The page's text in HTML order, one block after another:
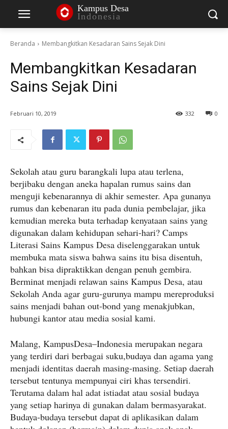
Kampus Desa
Indonesia
Beranda Membangkitkan Kesadaran Sains Sejak Dini
Membangkitkan Kesadaran
Sains Sejak Dini
Februari 10, 2019 0
332
Sekolah atau guru barangkali lupa atau terlena,
berjibaku dengan aneka hapalan rumus sains dan
menguji kebenarannya di akhir semester. Apa gunanya
rumus dan kebenaran itu pada dunia pembelajar, jika
kemudian mereka buta terhadap kenyataan sains yang
digunakan dalam kehidupan sehari-hari? Camps
Literasi Sains Kampus Desa diselenggarakan untuk
membuka mata siswa bahwa sains itu bisa disentuh,
bahkan bisa dipraktikkan dengan penuh gembira.
Berminat menjadi relawan sains Kampus Desa, atau
Sekolah Anda agar guru-gurunya mampu mereproduksi
sains menjadi bahan out-bond yang menakjubkan,
hubungi kantor atau media sosial kami.
Malang, KampusDesa–Indonesia merupakan negara
yang terdiri dari berbagai suku,budaya dan agama yang
menjadi identitas daerah masing-masing. Setiap daerah
tersebut tentunya mempunyai ciri khas tersendiri.
Terutama dalam hal adat istiadat atau sosial budaya
yang setiap harinya di gunakan dalam bermasyarakat.
Budaya-budaya tersebut dapat di aplikasikan dalam